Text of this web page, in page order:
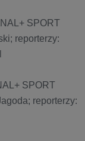
SPORT
reporterzy:
SPORT
reporterzy: